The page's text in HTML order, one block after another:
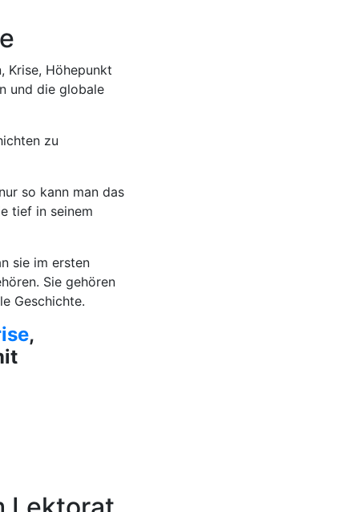
Krise, Höhepunkt
und die globale
zu
so kann man das
tief in seinem
sie im ersten
Sie gehören
Geschichte.
,